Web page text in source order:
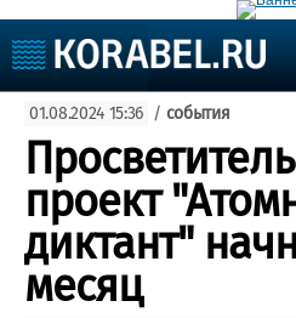
Судоходство
Судоремонт
События
Пресс-релизы
Порты
Рыболовство
ВМФ
Образование
Яхты и катера
Еще
01.08.2024 15:36 / события
проект
диктант"
месяц